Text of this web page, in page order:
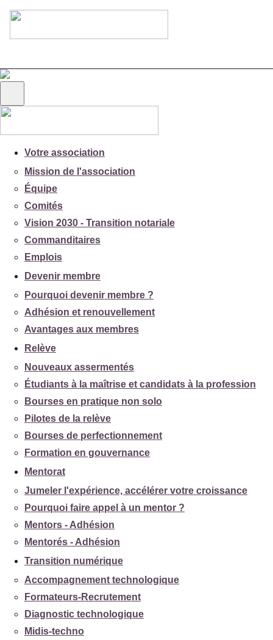
Votre association
Mission de l'association
Équipe
Comités
Vision 2030 - Transition notariale
Commanditaires
Emplois
Devenir membre
Pourquoi devenir membre ?
Adhésion et renouvellement
Avantages aux membres
Relève
Nouveaux assermentés
Étudiants à la maîtrise et candidats à la profession
Bourses en pratique non solo
Pilotes de la relève
Bourses de perfectionnement
Formation en gouvernance
Mentorat
Jumeler l'expérience, accélérer votre croissance
Pourquoi faire appel à un mentor ?
Mentors - Adhésion
Mentorés - Adhésion
Transition numérique
Accompagnement technologique
Formateurs-Recrutement
Diagnostic technologique
Midis-techno